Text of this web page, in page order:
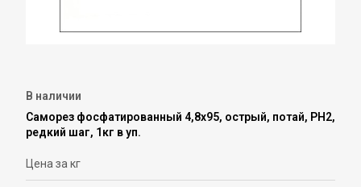
В наличии
Саморез фосфатированный 4,8х95, острый, потай, PH2,
редкий шаг, 1кг в уп.
Цена за кг